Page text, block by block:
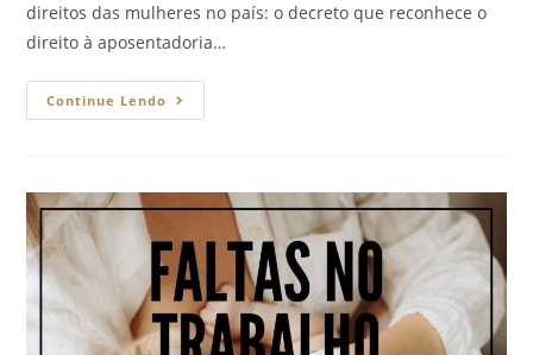
direitos das mulheres no país: o decreto que reconhece o
direito à aposentadoria…
Continue Lendo